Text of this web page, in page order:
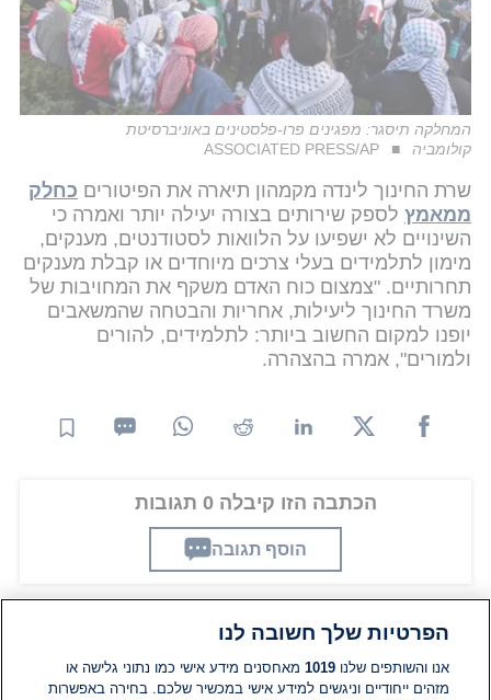
המחלקה תיסגר: מפגינים פרו-פלסטינים באוניברסיטת
קולומביה
ASSOCIATED PRESS/AP
שרת החינוך לינדה מקמהון תיארה את הפיטורים כחלק
ממאמץ לספק שירותים בצורה יעילה יותר ואמרה כי
השינויים לא ישפיעו על הלוואות לסטודנטים, מענקים,
מימון לתלמידים בעלי צרכים מיוחדים או קבלת מענקים
תחרותיים. "צמצום כוח האדם משקף את המחויבות של
משרד החינוך ליעילות, אחריות והבטחה שהמשאבים
יופנו למקום החשוב ביותר: לתלמידים, להורים
ולמורים", אמרה בהצהרה.
הכתבה הזו קיבלה 0 תגובות
הוסף תגובה
תגובות
הפרטיות שלך חשובה לנו
אנו והשותפים שלנו1019 מאחסנים מידע אישי כמו נתוני גלישה או
מזהים ייחודיים וניגשים למידע אישי במכשיר שלכם. בחירה באפשרות